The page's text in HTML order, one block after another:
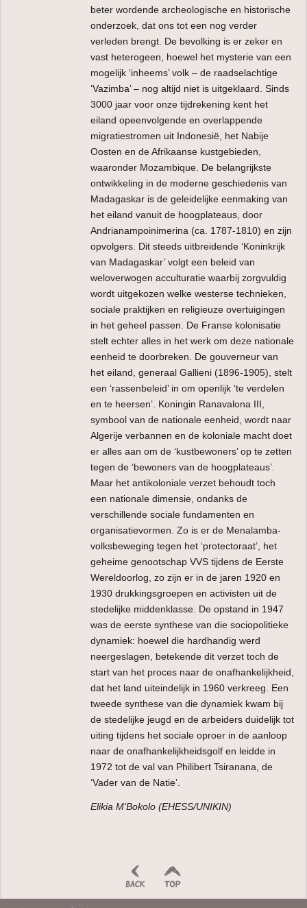
beter wordende archeologische en historische
onderzoek, dat ons tot een nog verder
verleden brengt. De bevolking is er zeker en
vast heterogeen, hoewel het mysterie van een
mogelijk ‘inheems’ volk – de raadselachtige
‘Vazimba’ – nog altijd niet is uitgeklaard. Sinds
3000 jaar voor onze tijdrekening kent het
eiland opeenvolgende en overlappende
migratiestromen uit Indonesië, het Nabije
Oosten en de Afrikaanse kustgebieden,
waaronder Mozambique. De belangrijkste
ontwikkeling in de moderne geschiedenis van
Madagaskar is de geleidelijke eenmaking van
het eiland vanuit de hoogplateaus, door
Andrianampoinimerina (ca. 1787-1810) en zijn
opvolgers. Dit steeds uitbreidende ‘Koninkrijk
van Madagaskar’ volgt een beleid van
weloverwogen acculturatie waarbij zorgvuldig
wordt uitgekozen welke westerse technieken,
sociale praktijken en religieuze overtuigingen
in het geheel passen. De Franse kolonisatie
stelt echter alles in het werk om deze nationale
eenheid te doorbreken. De gouverneur van
het eiland, generaal Gallieni (1896-1905), stelt
een ‘rassenbeleid’ in om openlijk ‘te verdelen
en te heersen’. Koningin Ranavalona III,
symbool van de nationale eenheid, wordt naar
Algerije verbannen en de koloniale macht doet
er alles aan om de ‘kustbewoners’ op te zetten
tegen de ‘bewoners van de hoogplateaus’.
Maar het antikoloniale verzet behoudt toch
een nationale dimensie, ondanks de
verschillende sociale fundamenten en
organisatievormen. Zo is er de Menalamba-
volksbeweging tegen het ‘protectoraat’, het
geheime genootschap VVS tijdens de Eerste
Wereldoorlog, zo zijn er in de jaren 1920 en
1930 drukkingsgroepen en activisten uit de
stedelijke middenklasse. De opstand in 1947
was de eerste synthese van die sociopolitieke
dynamiek: hoewel die hardhandig werd
neergeslagen, betekende dit verzet toch de
start van het proces naar de onafhankelijkheid,
dat het land uiteindelijk in 1960 verkreeg. Een
tweede synthese van die dynamiek kwam bij
de stedelijke jeugd en de arbeiders duidelijk tot
uiting tijdens het sociale oproer in de aanloop
naar de onafhankelijkheidsgolf en leidde in
1972 tot de val van Philibert Tsiranana, de
‘Vader van de Natie’.
Elikia M'Bokolo (EHESS/UNIKIN)